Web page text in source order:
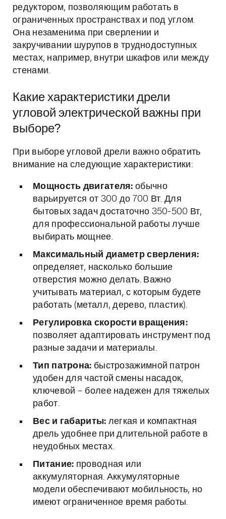
редуктором, позволяющим работать в
ограниченных пространствах и под углом.
Она незаменима при сверлении и
закручивании шурупов в труднодоступных
местах, например, внутри шкафов или между
стенами.
Какие характеристики дрели
угловой электрической важны при
выборе?
При выборе угловой дрели важно обратить
внимание на следующие характеристики:
Мощность двигателя: обычно
варьируется от 300 до 700 Вт. Для
бытовых задач достаточно 350-500 Вт,
для профессиональной работы лучше
выбирать мощнее.
Максимальный диаметр сверления:
определяет, насколько большие
отверстия можно делать. Важно
учитывать материал, с которым будете
работать (металл, дерево, пластик).
Регулировка скорости вращения:
позволяет адаптировать инструмент под
разные задачи и материалы.
Тип патрона: быстрозажимной патрон
удобен для частой смены насадок,
ключевой – более надежен для тяжелых
работ.
Вес и габариты: легкая и компактная
дрель удобнее при длительной работе в
неудобных местах.
Питание: проводная или
аккумуляторная. Аккумуляторные
модели обеспечивают мобильность, но
имеют ограниченное время работы.